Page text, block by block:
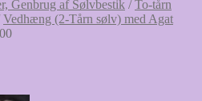
Genbrug af Sølvbestik /To-tårn
Vedhæng (2-Tårn sølv) med Agat